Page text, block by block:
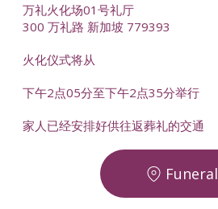
万礼火化场01号礼厅
300 万礼路 新加坡 779393
火化仪式将从
下午2点05分至下午2点35分举行
家人已经安排好供往返葬礼的交通
Funeral